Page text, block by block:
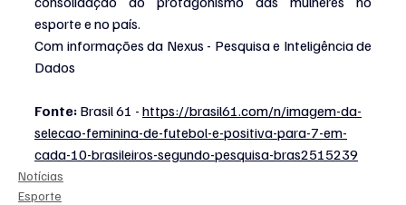
esporte e no país.
Com informações da Nexus - Pesquisa e Inteligência de
Dados
Fonte: Brasil 61 - https://brasil61.com/n/imagem-da-
selecao-feminina-de-futebol-e-positiva-para-7-em-
cada-10-brasileiros-segundo-pesquisa-bras2515239
Notícias
Esporte